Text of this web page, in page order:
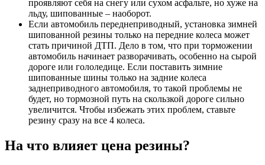
проявляют себя на снегу или сухом асфальте, но хуже на
льду, шипованные – наоборот.
Если автомобиль переднеприводный, установка зимней
шипованной резины только на передние колеса может
стать причиной ДТП. Дело в том, что при торможении
автомобиль начинает разворачивать, особенно на сырой
дороге или гололедице. Если поставить зимние
шипованные шины только на задние колеса
заднеприводного автомобиля, то такой проблемы не
будет, но тормозной путь на скользкой дороге сильно
увеличится. Чтобы избежать этих проблем, ставьте
резину сразу на все 4 колеса.
На что влияет цена резины?